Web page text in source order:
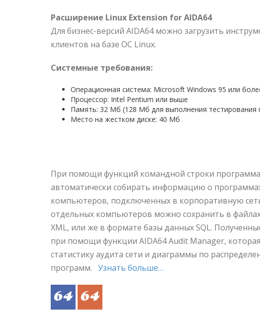
Расширение Linux Extension for AIDA64
Для бизнес-версий AIDA64 можно загрузить
клиентов на базе ОС Linux.
Системные требования:
Операционная система: Microsoft Windows 95 или
Процессор: Intel Pentium или выше
Память: 32 Мб (128 Мб для выполнения тестирования
Место на жестком диске: 40 Мб
При помощи функций командной строки
автоматически собирать информацию о
компьютеров, подключенных в корпоративную
отдельных компьютеров можно сохранить в
XML, или же в формате базы данных SQL.
при помощи функции AIDA64 Audit Manager,
статистику аудита сети и диаграммы по
программ. Узнать больше…